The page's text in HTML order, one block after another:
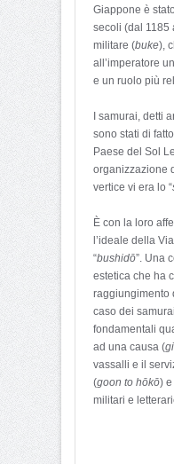
Giappone è
secoli (dal 1185
militare (buke),
all’imperatore
e un ruolo più
I samurai, detti
sono stati di
Paese del Sol
organizzazione
vertice vi era lo “
È con la loro
l’ideale della
“bushidō”. Una
estetica che ha
raggiungimento
caso dei
fondamentali
ad una causa (
vassalli e il
(goon to hōkō)
militari e